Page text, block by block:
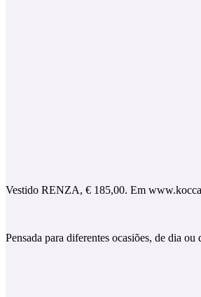
Vestido RENZA, € 185,00. Em
Pensada para diferentes ocasiões, de dia